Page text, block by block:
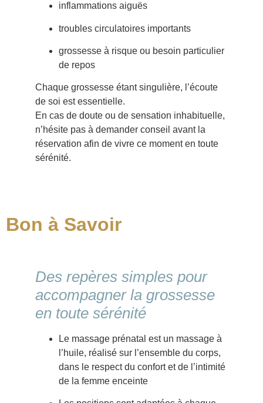
inflammations aiguës
troubles circulatoires importants
grossesse à risque ou besoin particulier
de repos
Chaque grossesse étant singulière, l’écoute
de soi est essentielle.
En cas de doute ou de sensation inhabituelle,
n’hésite pas à demander conseil avant la
réservation afin de vivre ce moment en toute
sérénité.
Bon à Savoir
Des repères simples pour
accompagner la grossesse
en toute sérénité
Le massage prénatal est un massage à
l’huile, réalisé sur l’ensemble du corps,
dans le respect du confort et de l’intimité
de la femme enceinte